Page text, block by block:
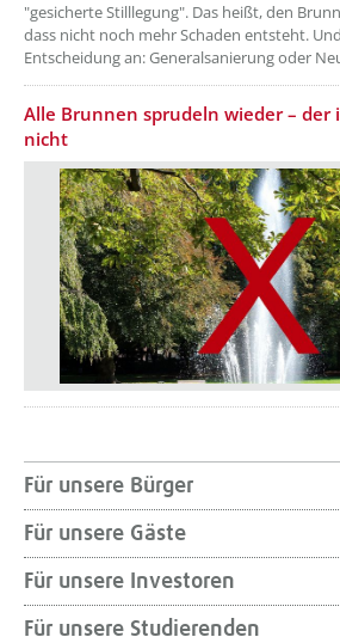
"gesicherte Stilllegung". Das heißt, den
dass nicht noch mehr Schaden entsteht.
Entscheidung an: Generalsanierung oder
Alle Brunnen sprudeln wieder –
nicht
Für unsere Bürger
Für unsere Gäste
Für unsere Investoren
Für unsere Studierenden